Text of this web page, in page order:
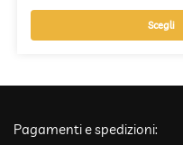
Scegli
Pagamenti e spedizioni: